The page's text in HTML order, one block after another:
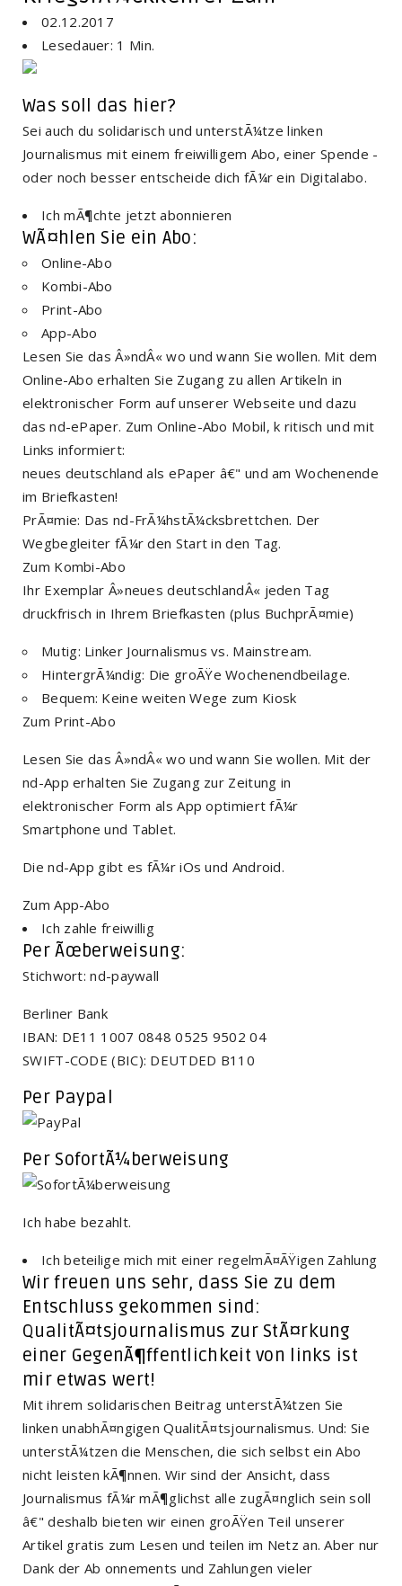
02.12.2017
Lesedauer: 1 Min.
Was soll das hier?
Sei auch du solidarisch und unterstÃ¼tze linken
Journalismus mit einem freiwilligem Abo, einer Spende -
oder noch besser entscheide dich fÃ¼r ein Digitalabo.
Ich mÃ¶chte jetzt abonnieren
WÃ¤hlen Sie ein Abo:
Online-Abo
Kombi-Abo
Print-Abo
App-Abo
Lesen Sie das Â»ndÂ« wo und wann Sie wollen. Mit dem
Online-Abo erhalten Sie Zugang zu allen Artikeln in
elektronischer Form auf unserer Webseite und dazu
das nd-ePaper. Zum Online-Abo Mobil, k ritisch und mit
Links informiert:
neues deutschland als ePaper â€" und am Wochenende
im Briefkasten!
PrÃ¤mie: Das nd-FrÃ¼hstÃ¼cksbrettchen. Der
Wegbegleiter fÃ¼r den Start in den Tag.
Zum Kombi-Abo
Ihr Exemplar Â»neues deutschlandÂ« jeden Tag
druckfrisch in Ihrem Briefkasten (plus BuchprÃ¤mie)
Mutig: Linker Journalismus vs. Mainstream.
HintergrÃ¼ndig: Die groÃŸe Wochenendbeilage.
Bequem: Keine weiten Wege zum Kiosk
Zum Print-Abo
Lesen Sie das Â»ndÂ« wo und wann Sie wollen. Mit der
nd-App erhalten Sie Zugang zur Zeitung in
elektronischer Form als App optimiert fÃ¼r
Smartphone und Tablet.
Die nd-App gibt es fÃ¼r iOs und Android.
Zum App-Abo
Ich zahle freiwillig
Per Ãœberweisung:
Stichwort: nd-paywall
Berliner Bank
IBAN: DE11 1007 0848 0525 9502 04
SWIFT-CODE (BIC): DEUTDED B110
Per Paypal
Per SofortÃ¼berweisung
Ich habe bezahlt.
Ich beteilige mich mit einer regelmÃ¤ÃŸigen Zahlung
Wir freuen uns sehr, dass Sie zu dem
Entschluss gekommen sind:
QualitÃ¤tsjournalismus zur StÃ¤rkung
einer GegenÃ¶ffentlichkeit von links ist
mir etwas wert!
Mit ihrem solidarischen Beitrag unterstÃ¼tzen Sie
linken unabhÃ¤ngigen QualitÃ¤tsjournalismus. Und: Sie
unterstÃ¼tzen die Menschen, die sich selbst ein Abo
nicht leisten kÃ¶nnen. Wir sind der Ansicht, dass
Journalismus fÃ¼r mÃ¶glichst alle zugÃ¤nglich sein soll
â€" deshalb bieten wir einen groÃŸen Teil unserer
Artikel gratis zum Lesen und teilen im Netz an. Aber nur
Dank der Ab onnements und Zahlungen vieler